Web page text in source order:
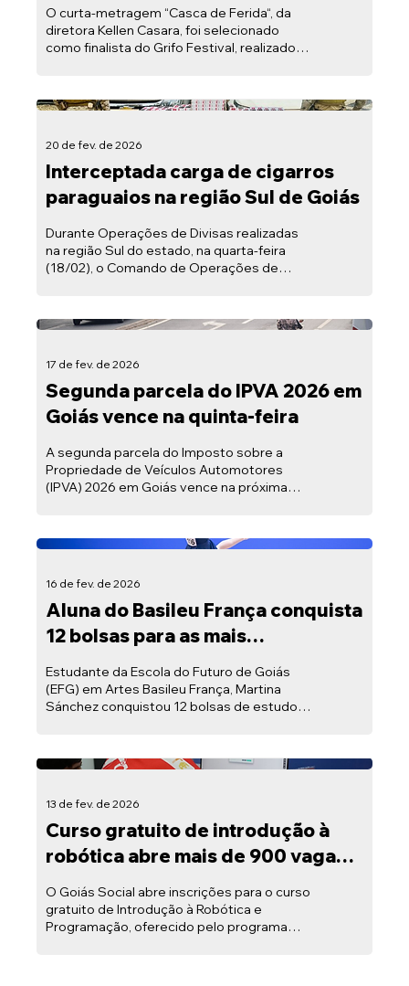
O curta-metragem “Casca de Ferida“, da
diretora Kellen Casara, foi selecionado
como finalista do Grifo Festival, realizado
recursos da lei federal Paulo Gustavo,
20 de fev. de 2026
Interceptada carga de cigarros
paraguaios na região Sul de Goiás
Durante Operações de Divisas realizadas
na região Sul do estado, na quarta-feira
(18/02), o Comando de Operações de
grande quantidade de cigarros
17 de fev. de 2026
Segunda parcela do IPVA 2026 em
Goiás vence na quinta-feira
A segunda parcela do Imposto sobre a
Propriedade de Veículos Automotores
(IPVA) 2026 em Goiás vence na próxima
16 de fev. de 2026
Aluna do Basileu França conquista
12 bolsas para as mais
prestigiadas escolas de balé do
mundo
Estudante da Escola do Futuro de Goiás
(EFG) em Artes Basileu França, Martina
Sánchez conquistou 12 bolsas de estudos
13 de fev. de 2026
Curso gratuito de introdução à
robótica abre mais de 900 vagas
em Goiás
O Goiás Social abre inscrições para o curso
gratuito de Introdução à Robótica e
Programação, oferecido pelo programa